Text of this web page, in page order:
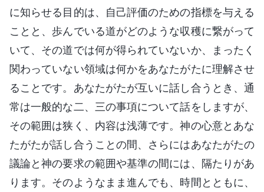
に知らせる目的は、自己評価のための指標を与える
ことと、歩んでいる道がどのような収穫に繋がって
いて、その道では何が得られていないか、まったく
関わっていない領域は何かをあなたがたに理解させ
ることです。あなたがたが互いに話し合うとき、通
常は一般的な二、三の事項について話をしますが、
その範囲は狭く、内容は浅薄です。神の心意とあな
たがたが話し合うことの間、さらにはあなたがたの
議論と神の要求の範囲や基準の間には、隔たりがあ
ります。そのようなまま進んでも、時間とともに、